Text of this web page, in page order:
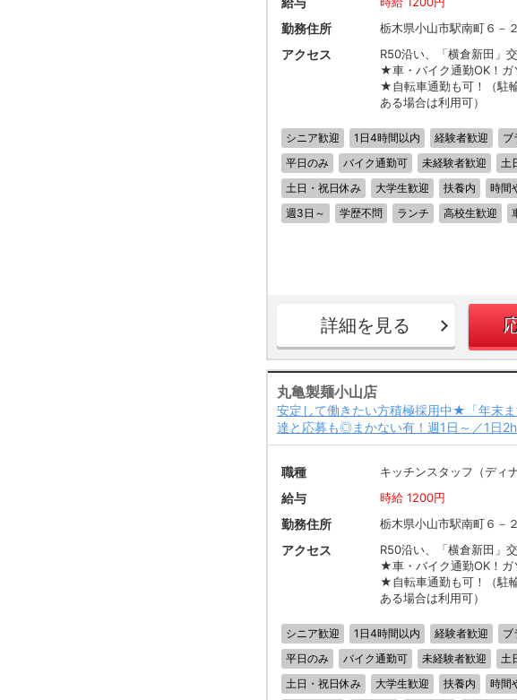
勤務住所 栃木県小山市駅南町６－
アクセス
R50沿い、「横倉新田」
★車・バイク通勤OK！ガ
★自転車通勤も可！（駐
ある場合は利用可）
シニア歓迎 1日4時間以内 経験者歓迎 ブ
平日のみ
バイク通勤可 未経験者歓迎 土
土日・祝日休み
大学生歓迎 扶養内 時間
週3日～
学歴不問 ランチ 高校生歓迎
詳細を見る
丸亀製麺小山店
安定して働きたい方積極採用中★「年末
達と応募も◎まかない有！週1日～／1日
職種 キッチンスタッフ（ディ
給与 時給 1200円
勤務住所 栃木県小山市駅南町６－
アクセス
R50沿い、「横倉新田」
★車・バイク通勤OK！ガ
★自転車通勤も可！（駐
ある場合は利用可）
シニア歓迎 1日4時間以内 経験者歓迎 ブ
平日のみ
バイク通勤可 未経験者歓迎 土
土日・祝日休み
大学生歓迎 扶養内 時間